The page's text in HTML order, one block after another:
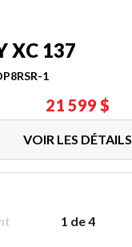
XC 137
1
21 599 $
VOIR LES DÉTAILS
1 de 4